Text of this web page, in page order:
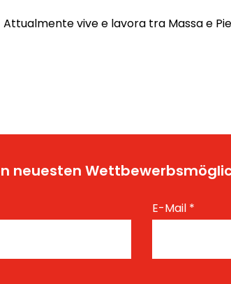
Attualmente vive e lavora tra Massa e
neuesten
E-Mail *